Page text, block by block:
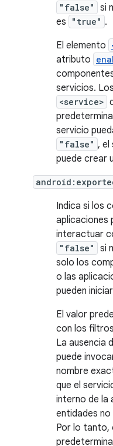
"false"
si
es
"true" .
El elemento
atributo
servicios.
<service>
servicio
"false" , el
puede crear
Indica si los
aplicaciones
interactuar
"false" si
solo los
o las
pueden
El valor
con los
La ausencia
puede
nombre
que el
interno de la
entidades
Por lo tanto,